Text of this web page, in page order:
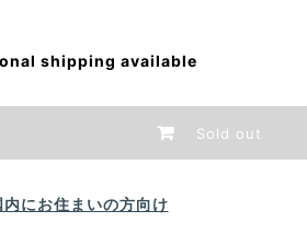
shipping available
Sold out
内にお住まいの方向け